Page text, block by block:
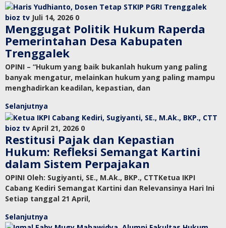
bioz tv Juli 14, 2026 0
Menggugat Politik Hukum Raperda
Pemerintahan Desa Kabupaten
Trenggalek
OPINI – “Hukum yang baik bukanlah hukum yang paling
banyak mengatur, melainkan hukum yang paling mampu
menghadirkan keadilan, kepastian, dan
Selanjutnya
bioz tv April 21, 2026 0
Restitusi Pajak dan Kepastian
Hukum: Refleksi Semangat Kartini
dalam Sistem Perpajakan
OPINI Oleh: Sugiyanti, SE., M.Ak., BKP., CTTKetua IKPI
Cabang Kediri Semangat Kartini dan Relevansinya Hari Ini
Setiap tanggal 21 April,
Selanjutnya